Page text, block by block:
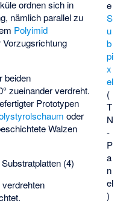
e
S
u
b
pi
x
el
(
T
N
-
P
a
n
el
)
ordnen sich in
nämlich parallel zu
Polyimid
beiden
zueinander verdreht.
Prototypen
oder
Walzen
(4)